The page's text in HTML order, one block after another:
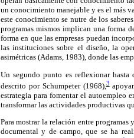
un conocimiento manejable y es el más
este conocimiento se nutre de los
programas mismos implican una forma
forma en que las empresas puedan
las instituciones sobre el diseño, la
asimétricas (Adams, 1983), donde las
Un segundo punto es reflexionar hasta
descrito por Schumpeter (1968),3
estrategia para fomentar el autoempleo
transformar las actividades productivas
Para mostrar la relación entre
documental y de campo, que se ha